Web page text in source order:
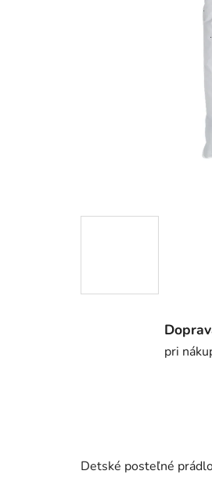
pri
Detské posteľné